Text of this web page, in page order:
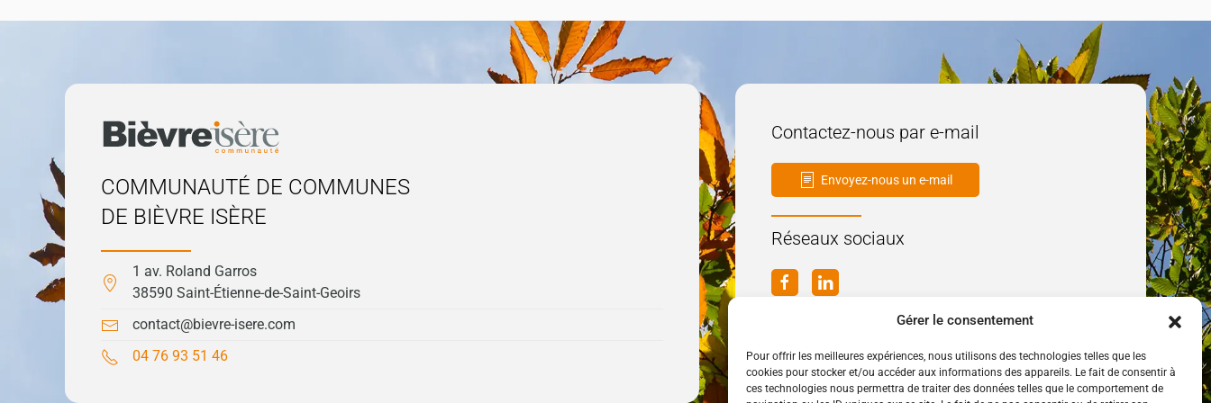
Gérer le consentement
Pour offrir les meilleures expériences, nous utilisons des technologies telles que les
cookies pour stocker et/ou accéder aux informations des appareils. Le fait de consentir à
ces technologies nous permettra de traiter des données telles que le comportement de
COMMUNAUTÉ DE COMMUNES
DE BIÈVRE ISÈRE
1 av. Roland Garros
38590 Saint-Étienne-de-Saint-Geoirs
contact@bievre-isere.com
04 76 93 51 46
Contactez-nous par e-mail
Envoyez-nous un e-mail
Réseaux sociaux